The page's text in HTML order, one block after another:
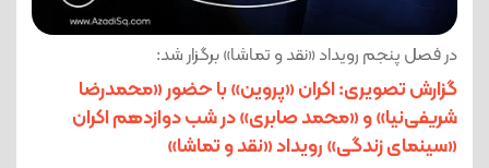
در فصل پنجم رویداد «نقد و تماشا» برگزار شد:
گزارش تصویری: اکران «پروین» با حضور «محمدرضا
شریفی‌نیا» و «محمد صابری» در شب دوازدهم اکران
«سینمای زندگی» رویداد «نقد و تماشا»